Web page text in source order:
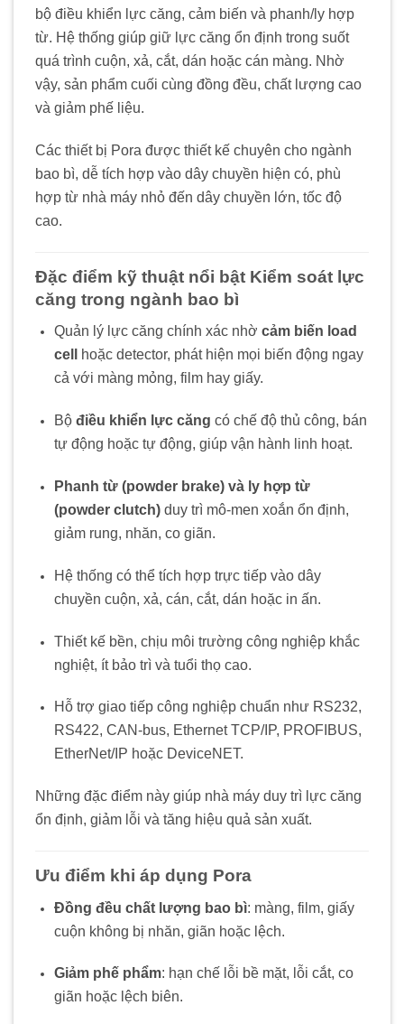
bộ điều khiển lực căng, cảm biến và phanh/ly hợp
từ. Hệ thống giúp giữ lực căng ổn định trong suốt
quá trình cuộn, xả, cắt, dán hoặc cán màng. Nhờ
vậy, sản phẩm cuối cùng đồng đều, chất lượng cao
và giảm phế liệu.
Các thiết bị Pora được thiết kế chuyên cho ngành
bao bì, dễ tích hợp vào dây chuyền hiện có, phù
hợp từ nhà máy nhỏ đến dây chuyền lớn, tốc độ
cao.
Đặc điểm kỹ thuật nổi bật Kiểm soát lực
căng trong ngành bao bì
Quản lý lực căng chính xác nhờ cảm biến load
cell
hoặc detector, phát hiện mọi biến động ngay
cả với màng mỏng, film hay giấy.
Bộ điều khiển lực căng có chế độ thủ công, bán
tự động hoặc tự động, giúp vận hành linh hoạt.
Phanh từ (powder brake) và ly hợp từ
(powder clutch)duy trì mô-men xoắn ổn định,
giảm rung, nhăn, co giãn.
Hệ thống có thể tích hợp trực tiếp vào dây
chuyền cuộn, xả, cán, cắt, dán hoặc in ấn.
Thiết kế bền, chịu môi trường công nghiệp khắc
nghiệt, ít bảo trì và tuổi thọ cao.
Hỗ trợ giao tiếp công nghiệp chuẩn như RS232,
RS422, CAN-bus, Ethernet TCP/IP, PROFIBUS,
EtherNet/IP hoặc DeviceNET.
Những đặc điểm này giúp nhà máy duy trì lực căng
ổn định, giảm lỗi và tăng hiệu quả sản xuất.
Ưu điểm khi áp dụng Pora
Đồng đều chất lượng bao bì: màng, film, giấy
cuộn không bị nhăn, giãn hoặc lệch.
Giảm phế phẩm: hạn chế lỗi bề mặt, lỗi cắt, co
giãn hoặc lệch biên.